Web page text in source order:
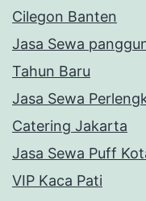
Cilegon Banten
Jasa Sewa
Tahun Baru
Jasa Sewa
Catering Jakarta
Jasa Sewa Puff
VIP Kaca Pati